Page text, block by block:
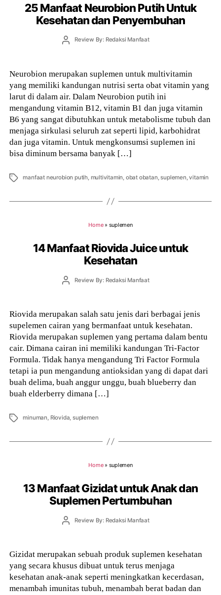
25 Manfaat Neurobion Putih Untuk
Kesehatan dan Penyembuhan
PostReview By: Redaksi Manfaat
Neurobion merupakan suplemen untuk multivitamin
yang memiliki kandungan nutrisi serta obat vitamin yang
larut di dalam air. Dalam Neurobion putih ini
mengandung vitamin B12, vitamin B1 dan juga vitamin
B6 yang sangat dibutuhkan untuk metabolisme tubuh dan
menjaga sirkulasi seluruh zat seperti lipid, karbohidrat
dan juga vitamin. Untuk mengkonsumsi suplemen ini
bisa diminum bersama banyak […]
Tags manfaat neurobion putih, multivitamin, obat obatan,suplemen,vitamin
Home» suplemen
14 Manfaat Riovida Juice untuk
Kesehatan
PostReview By: Redaksi Manfaat
Riovida merupakan salah satu jenis dari berbagai jenis
supelemen cairan yang bermanfaat untuk kesehatan.
Riovida merupakan suplemen yang pertama dalam bentu
cair. Dimana cairan ini memiliki kandungan Tri-Factor
Formula. Tidak hanya mengandung Tri Factor Formula
tetapi ia pun mengandung antioksidan yang di dapat dari
buah delima, buah anggur unggu, buah blueberry dan
buah elderberry dimana […]
Tags minuman, Riovida, suplemen
Home» suplemen
13 Manfaat Gizidat untuk Anak dan
Suplemen Pertumbuhan
PostReview By: Redaksi Manfaat
Gizidat merupakan sebuah produk suplemen kesehatan
yang secara khusus dibuat untuk terus menjaga
kesehatan anak-anak seperti meningkatkan kecerdasan,
menambah imunitas tubuh, menambah berat badan dan